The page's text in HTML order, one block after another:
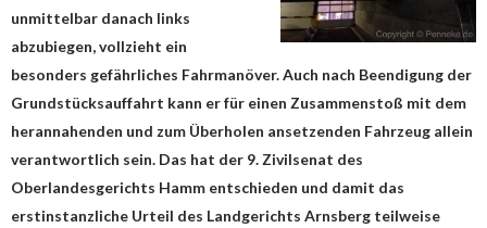
unmittelbar danach links
abzubiegen, vollzieht ein
besonders gefährliches Fahrmanöver. Auch nach Beendigung der
Grundstücksauffahrt kann er für einen Zusammenstoß mit dem
herannahenden und zum Überholen ansetzenden Fahrzeug allein
verantwortlich sein. Das hat der 9. Zivilsenat des
Oberlandesgerichts Hamm entschieden und damit das
erstinstanzliche Urteil des Landgerichts Arnsberg teilweise